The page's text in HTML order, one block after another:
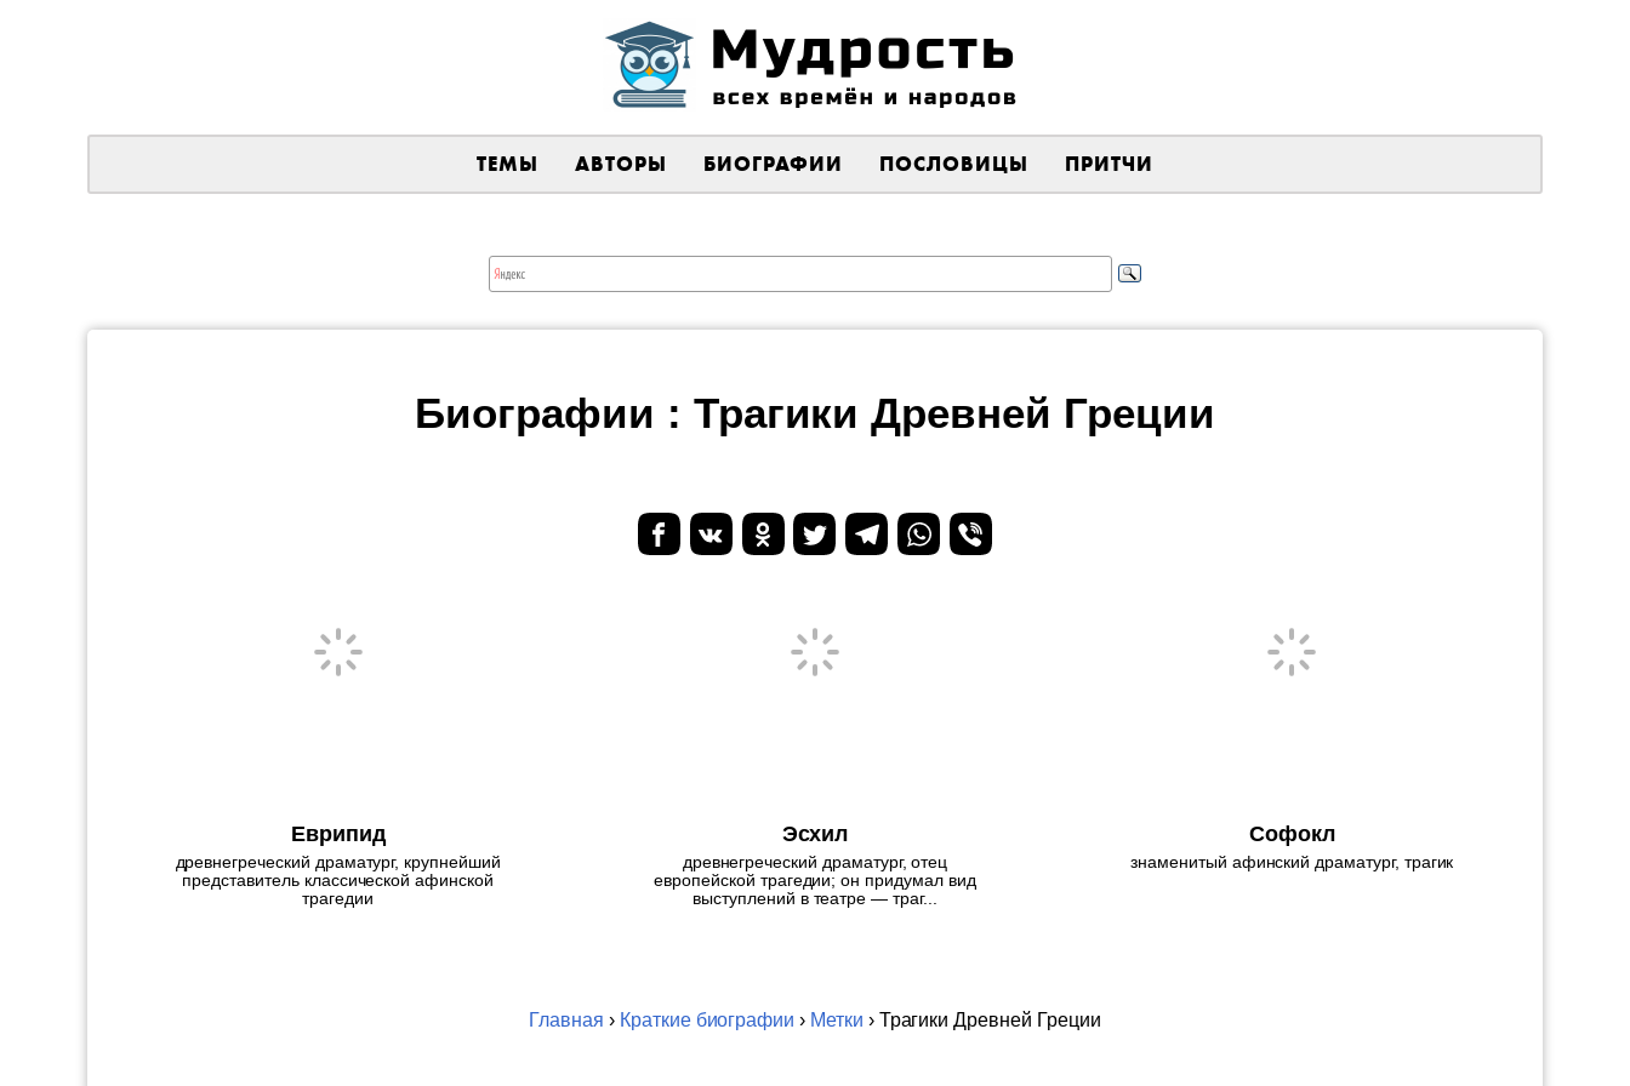
ТЕМЫ АВТОРЫ БИОГРАФИИ ПОСЛОВИЦЫ ПРИТЧИ
Биографии : Трагики Древней Греции
Еврипид
древнегреческий драматург, крупнейший
представитель классической афинской
трагедии
Эсхил
древнегреческий драматург, отец
европейской трагедии; он придумал вид
выступлений в театре — траг...
Софокл
знаменитый афинский драматург, трагик
Главная › Краткие биографии › Метки › Трагики Древней Греции